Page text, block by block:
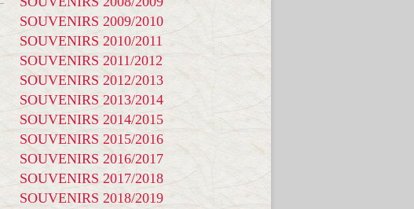
SOUVENIRS 2009/2010
SOUVENIRS 2010/2011
SOUVENIRS 2011/2012
SOUVENIRS 2012/2013
SOUVENIRS 2013/2014
SOUVENIRS 2014/2015
SOUVENIRS 2015/2016
SOUVENIRS 2016/2017
SOUVENIRS 2017/2018
SOUVENIRS 2018/2019